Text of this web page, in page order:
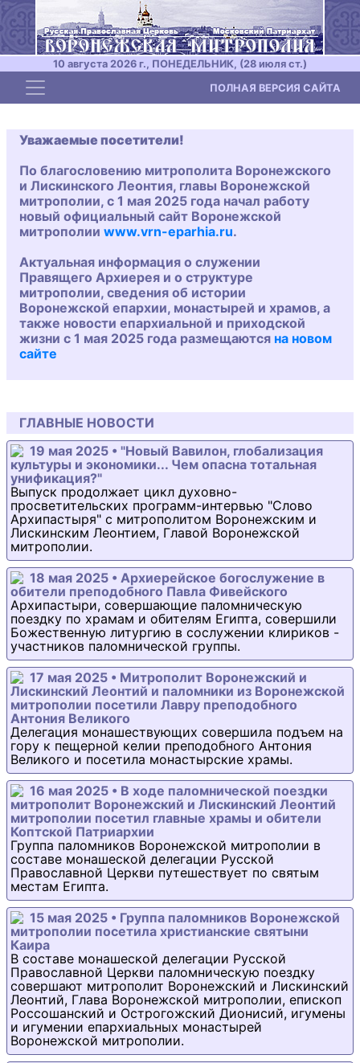
10 августа 2026 г., ПОНЕДЕЛЬНИК, (28 июля ст.)
Toggle navigation ПОЛНАЯ ВЕРСИЯ САЙТА
Уважаемые посетители!
По благословению митрополита Воронежского
и Лискинского Леонтия, главы Воронежской
митрополии, с 1 мая 2025 года начал работу
новый официальный сайт Воронежской
митрополии www.vrn-eparhia.ru.
Актуальная информация о служении
Правящего Архиерея и о структуре
митрополии, сведения об истории
Воронежской епархии, монастырей и храмов, а
также новости епархиальной и приходской
жизни с 1 мая 2025 года размещаются на новом
сайте
ГЛАВНЫЕ НОВОСТИ
19 мая 2025 • "Новый Вавилон, глобализация
культуры и экономики... Чем опасна тотальная
унификация?"
Выпуск продолжает цикл духовно-
просветительских программ-интервью "Слово
Архипастыря" с митрополитом Воронежским и
Лискинским Леонтием, Главой Воронежской
митрополии.
18 мая 2025 • Архиерейское богослужение в
обители преподобного Павла Фивейского
Архипастыри, совершающие паломническую
поездку по храмам и обителям Египта, совершили
Божественную литургию в сослужении клириков -
участников паломнической группы.
17 мая 2025 • Митрополит Воронежский и
Лискинский Леонтий и паломники из Воронежской
митрополии посетили Лавру преподобного
Антония Великого
Делегация монашествующих совершила подъем на
гору к пещерной келии преподобного Антония
Великого и посетила монастырские храмы.
16 мая 2025 • В ходе паломнической поездки
митрополит Воронежский и Лискинский Леонтий
митрополии посетил главные храмы и обители
Коптской Патриархии
Группа паломников Воронежской митрополии в
составе монашеской делегации Русской
Православной Церкви путешествует по святым
местам Египта.
15 мая 2025 • Группа паломников Воронежской
митрополии посетила христианские святыни
Каира
В составе монашеской делегации Русской
Православной Церкви паломническую поездку
совершают митрополит Воронежский и Лискинский
Леонтий, Глава Воронежской митрополии, епископ
Россошанский и Острогожский Дионисий, игумены
и игумении епархиальных монастырей
Воронежской митрополии.